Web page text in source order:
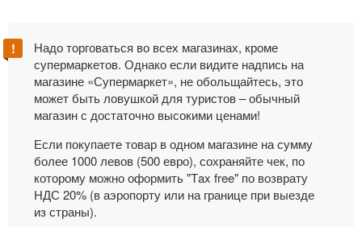
Надо торговаться во всех магазинах, кроме
супермаркетов. Однако если видите надпись на
магазине «Супермаркет», не обольщайтесь, это
может быть ловушкой для туристов – обычный
магазин с достаточно высокими ценами!
Если покупаете товар в одном магазине на сумму
более 1000 левов (500 евро), сохраняйте чек, по
которому можно оформить "Тax free" по возврату
НДС 20% (в аэропорту или на границе при выезде
из страны).